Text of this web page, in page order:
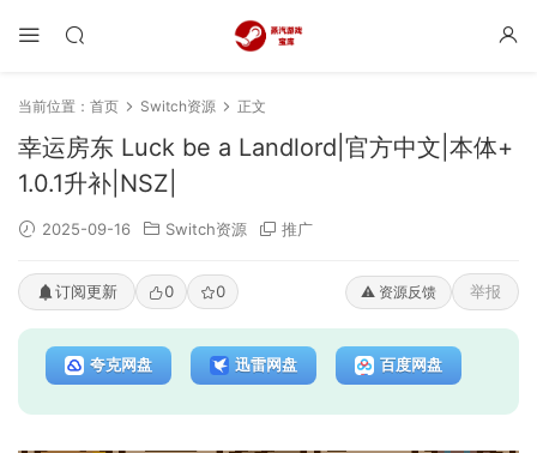
当前位置： 首页 Switch资源 正文
幸运房东 Luck be a Landlord|官方中文|本体+
1.0.1升补|NSZ|
2025-09-16 Switch资源 推广
订阅更新 0 0 ⚠️ 资源反馈 举报
夸克网盘 迅雷网盘 百度网盘